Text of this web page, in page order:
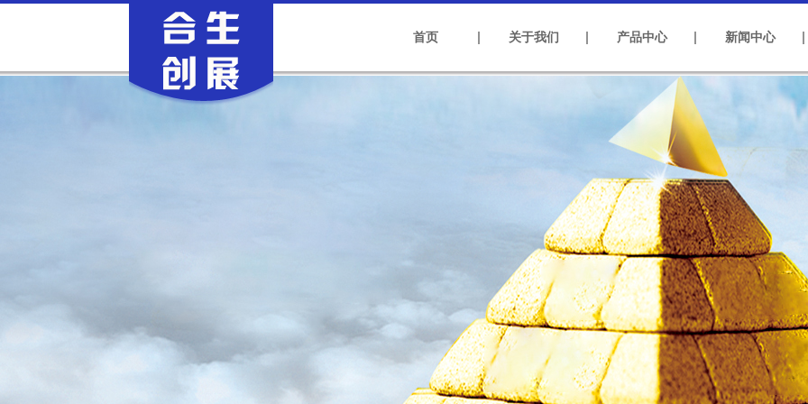
首页 关于我们 产品中心 新闻中心